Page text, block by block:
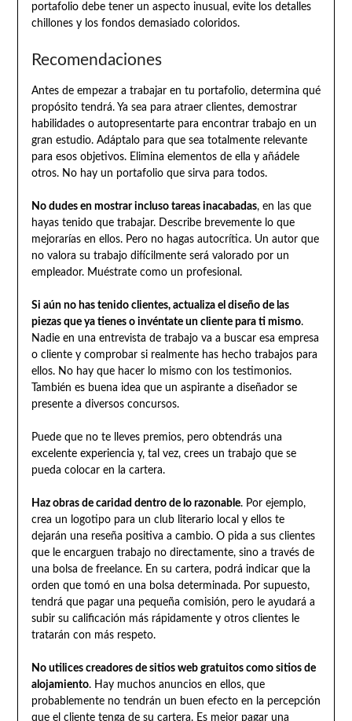
portafolio debe tener un aspecto inusual, evite los detalles
chillones y los fondos demasiado coloridos.
Recomendaciones
Antes de empezar a trabajar en tu portafolio, determina qué
propósito tendrá. Ya sea para atraer clientes, demostrar
habilidades o autopresentarte para encontrar trabajo en un
gran estudio. Adáptalo para que sea totalmente relevante
para esos objetivos. Elimina elementos de ella y añádele
otros. No hay un portafolio que sirva para todos.
No dudes en mostrar incluso tareas inacabadas, en las que
hayas tenido que trabajar. Describe brevemente lo que
mejorarías en ellos. Pero no hagas autocrítica. Un autor que
no valora su trabajo difícilmente será valorado por un
empleador. Muéstrate como un profesional.
Si aún no has tenido clientes, actualiza el diseño de las
piezas que ya tienes o invéntate un cliente para ti mismo.
Nadie en una entrevista de trabajo va a buscar esa empresa
o cliente y comprobar si realmente has hecho trabajos para
ellos. No hay que hacer lo mismo con los testimonios.
También es buena idea que un aspirante a diseñador se
presente a diversos concursos.
Puede que no te lleves premios, pero obtendrás una
excelente experiencia y, tal vez, crees un trabajo que se
pueda colocar en la cartera.
Haz obras de caridad dentro de lo razonable. Por ejemplo,
crea un logotipo para un club literario local y ellos te
dejarán una reseña positiva a cambio. O pida a sus clientes
que le encarguen trabajo no directamente, sino a través de
una bolsa de freelance. En su cartera, podrá indicar que la
orden que tomó en una bolsa determinada. Por supuesto,
tendrá que pagar una pequeña comisión, pero le ayudará a
subir su calificación más rápidamente y otros clientes le
tratarán con más respeto.
No utilices creadores de sitios web gratuitos como sitios de
alojamiento. Hay muchos anuncios en ellos, que
probablemente no tendrán un buen efecto en la percepción
que el cliente tenga de su cartera. Es mejor pagar una